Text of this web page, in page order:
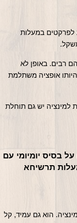
פרקט למינציה הוא בחירה פופולרית בכל הנוגע לפרקטים במעלות
היתרונות של פרקט למינציה במעלות תרשיחא הם רבים. באופן לא
מפתיע, היתרון הראשון של פרקט למינציה הוא היותו אופציה משתלמת
גם רצפות למינציה קלות לניקוי ותחזוקה. לרצפות למינציה יש גם תוחלת
יתרון עיקרי/כיצד ניתן לשנות את החיים על בסיס יומיומי עם
תרשיחא
הוא גם עמיד, קל